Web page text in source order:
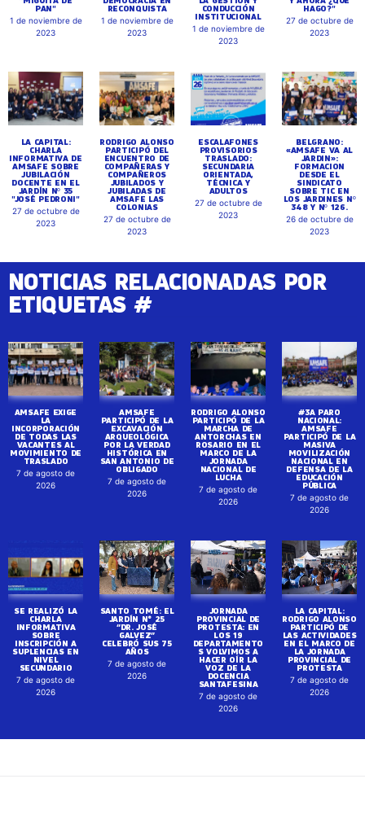
PAN"
1 de noviembre de
2023
RECONQUISTA
1 de noviembre de
2023
CONDUCCIÓN
INSTITUCIONAL
1 de noviembre de
2023
HAGO?"
27 de octubre de
2023
LA CAPITAL:
CHARLA
INFORMATIVA DE
AMSAFE SOBRE
JUBILACIÓN
DOCENTE EN EL
JARDÍN Nº 35
"JOSÉ PEDRONI"
27 de octubre de
2023
RODRIGO ALONSO
PARTICIPÓ DEL
ENCUENTRO DE
COMPAÑERAS Y
COMPAÑEROS
JUBILADOS Y
JUBILADAS DE
AMSAFE LAS
COLONIAS
27 de octubre de
2023
ESCALAFONES
PROVISORIOS
TRASLADO:
SECUNDARIA
ORIENTADA,
TÉCNICA Y
ADULTOS
27 de octubre de
2023
BELGRANO:
«AMSAFE VA AL
JARDIN»:
FORMACION
DESDE EL
SINDICATO
SOBRE TIC EN
LOS JARDINES Nº
348 Y Nº 126.
26 de octubre de
2023
NOTICIAS RELACIONADAS POR
ETIQUETAS #
AMSAFE EXIGE
LA
INCORPORACIÓN
DE TODAS LAS
VACANTES AL
MOVIMIENTO DE
TRASLADO
7 de agosto de
2026
AMSAFE
PARTICIPÓ DE LA
EXCAVACIÓN
ARQUEOLÓGICA
POR LA VERDAD
HISTÓRICA EN
SAN ANTONIO DE
OBLIGADO
7 de agosto de
2026
RODRIGO ALONSO
PARTICIPÓ DE LA
MARCHA DE
ANTORCHAS EN
ROSARIO EN EL
MARCO DE LA
JORNADA
NACIONAL DE
LUCHA
7 de agosto de
2026
#3A PARO
NACIONAL:
AMSAFE
PARTICIPÓ DE LA
MASIVA
MOVILIZACIÓN
NACIONAL EN
DEFENSA DE LA
EDUCACIÓN
PÚBLICA
7 de agosto de
2026
SE REALIZÓ LA
CHARLA
INFORMATIVA
SOBRE
INSCRIPCIÓN A
SUPLENCIAS EN
NIVEL
SECUNDARIO
7 de agosto de
2026
SANTO TOMÉ: EL
JARDÍN N° 25
“DR. JOSÉ
GALVEZ”
CELEBRÓ SUS 75
AÑOS
7 de agosto de
2026
JORNADA
PROVINCIAL DE
PROTESTA: EN
LOS 19
DEPARTAMENTO
S VOLVIMOS A
HACER OÍR LA
VOZ DE LA
DOCENCIA
SANTAFESINA
7 de agosto de
2026
LA CAPITAL:
RODRIGO ALONSO
PARTICIPÓ DE
LAS ACTIVIDADES
EN EL MARCO DE
LA JORNADA
PROVINCIAL DE
PROTESTA
7 de agosto de
2026